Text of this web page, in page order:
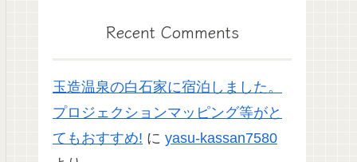
Recent Comments
玉造温泉の白石家に宿泊しました。
プロジェクションマッピング等がと
てもおすすめ! に yasu-kassan7580